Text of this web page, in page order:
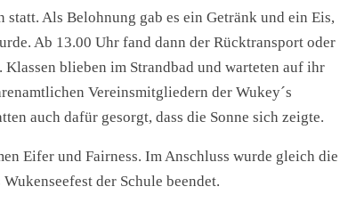
Als Belohnung gab es ein Getränk und ein Eis,
Ab 13.00 Uhr fand dann der Rücktransport oder
blieben im Strandbad und warteten auf ihr
Vereinsmitgliedern der Wukey´s
auch dafür gesorgt, dass die Sonne sich zeigte.
Eifer und Fairness. Im Anschluss wurde gleich die
der Schule beendet.